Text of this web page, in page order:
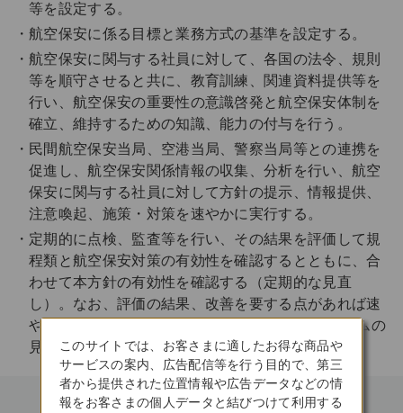
等を設定する。
航空保安に係る目標と業務方式の基準を設定する。
航空保安に関与する社員に対して、各国の法令、規則
等を順守させると共に、教育訓練、関連資料提供等を
行い、航空保安の重要性の意識啓発と航空保安体制を
確立、維持するための知識、能力の付与を行う。
民間航空保安当局、空港当局、警察当局等との連携を
促進し、航空保安関係情報の収集、分析を行い、航空
保安に関与する社員に対して方針の提示、情報提供、
注意喚起、施策・対策を速やかに実行する。
定期的に点検、監査等を行い、その結果を評価して規
程類と航空保安対策の有効性を確認するとともに、合
わせて本方針の有効性を確認する（定期的な見直
し）。なお、評価の結果、改善を要する点があれば速
やかに改善を実施する (継続的な保安管理システムの
見直し)。このサイトでは、お客さまに適したお得な商品や
サービスの案内、広告配信等を行う目的で、第三
者から提供された位置情報や広告データなどの情
報をお客さまの個人データと結びつけて利用する